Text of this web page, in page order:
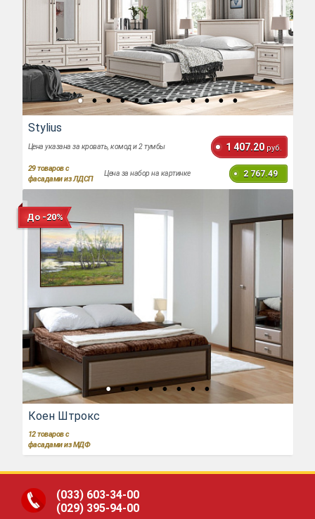
Stylius
Цена указана за кровать, комод и 2 тумбы 1 407.20 руб.
29товаров с
фасадами из ЛДСП
Цена за набор на картинке 2 767.49
До -20%
Коен Штрокс
12товаров с
фасадами из МДФ
(033) 603-34-00
(029) 395-94-00